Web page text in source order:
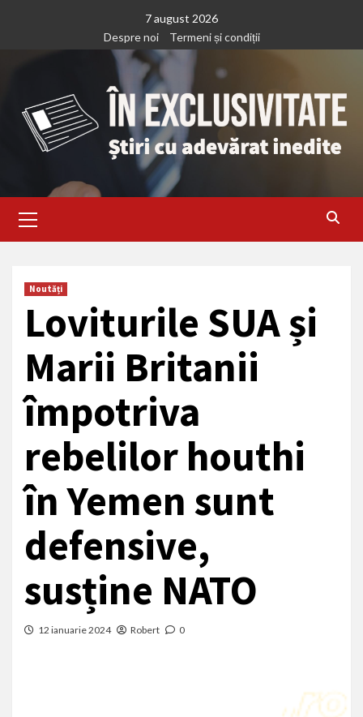
7 august 2026
Despre noi
Termeni și condiții
Menu
Noutăți
Loviturile SUA și
Marii Britanii
împotriva
rebelilor houthi
în Yemen sunt
defensive,
susține NATO
12 ianuarie 2024 Robert 0